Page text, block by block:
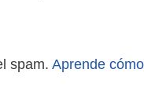
spam. Aprende